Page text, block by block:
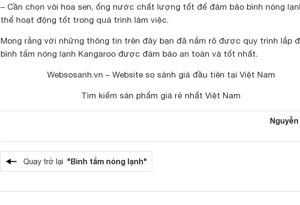
– Cần chọn vòi hoa sen, ống nước chất lượng tốt để đảm bảo bình nóng
thể hoạt động tốt trong quá trình làm việc.
Mong rằng với những thông tin trên đây bạn đã nắm rõ được quy trình lắp
bình tắm nóng lạnh Kangaroo được đảm bảo an toàn và tốt nhất.
Websosanh.vn – Website so sánh giá đầu tiên tại Việt Nam
Tìm kiếm sản phẩm giá rẻ nhất Việt Nam
Quay trở lại "Bình tắm nóng lạnh"